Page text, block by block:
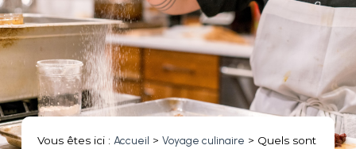
Vous êtes ici : Accueil > Voyage culinaire > Quels sont